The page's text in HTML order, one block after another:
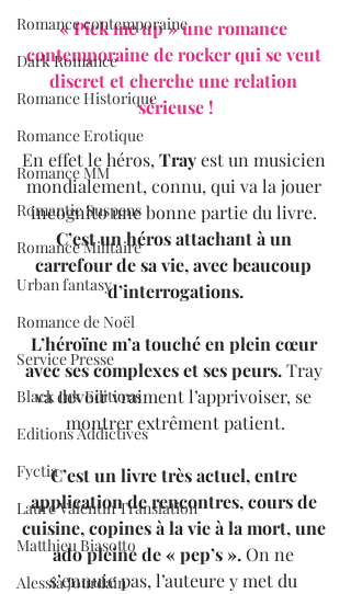
Romance contemporaine
Dark Romance
Romance Historique
Romance Erotique
Romance MM
Romantic Suspens
Romance Militaire
Urban fantasy
Romance de Noël
Service Presse
Black Ink Editions
Editions Addictives
Fyctia
Laure Valentin Translation
Matthieu Biasotto
Alessia Jourdain
« Pick me up » une romance
contemporaine de rocker qui se veut
discret et cherche une relation
sérieuse !
En effet le héros, Tray est un musicien
mondialement, connu, qui va la jouer
incognito une bonne partie du livre.
C’est un héros attachant à un
carrefour de sa vie, avec beaucoup
d’interrogations.
L’héroïne m’a touché en plein cœur
avec ses complexes et ses peurs. Tray
va devoir vraiment l’apprivoiser, se
montrer extrêment patient.
C’est un livre très actuel, entre
application de rencontres, cours de
cuisine, copines à la vie à la mort, une
ado pleine de « pep’s ». On ne
s’ennuie pas, l’auteure y met du